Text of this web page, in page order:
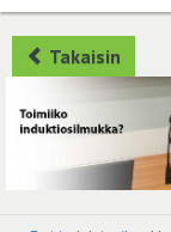
Takaisin